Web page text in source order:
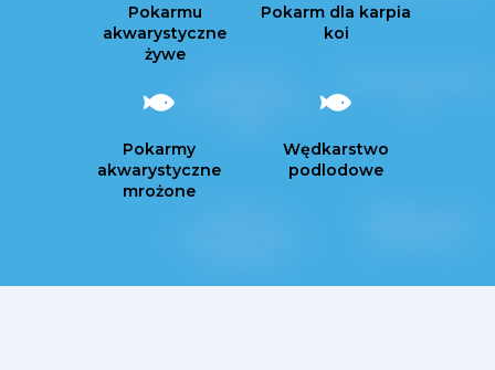
Pokarmu
akwarystyczne
żywe
Pokarm dla karpia
koi
Pokarmy
akwarystyczne
mrożone
Wędkarstwo
podlodowe